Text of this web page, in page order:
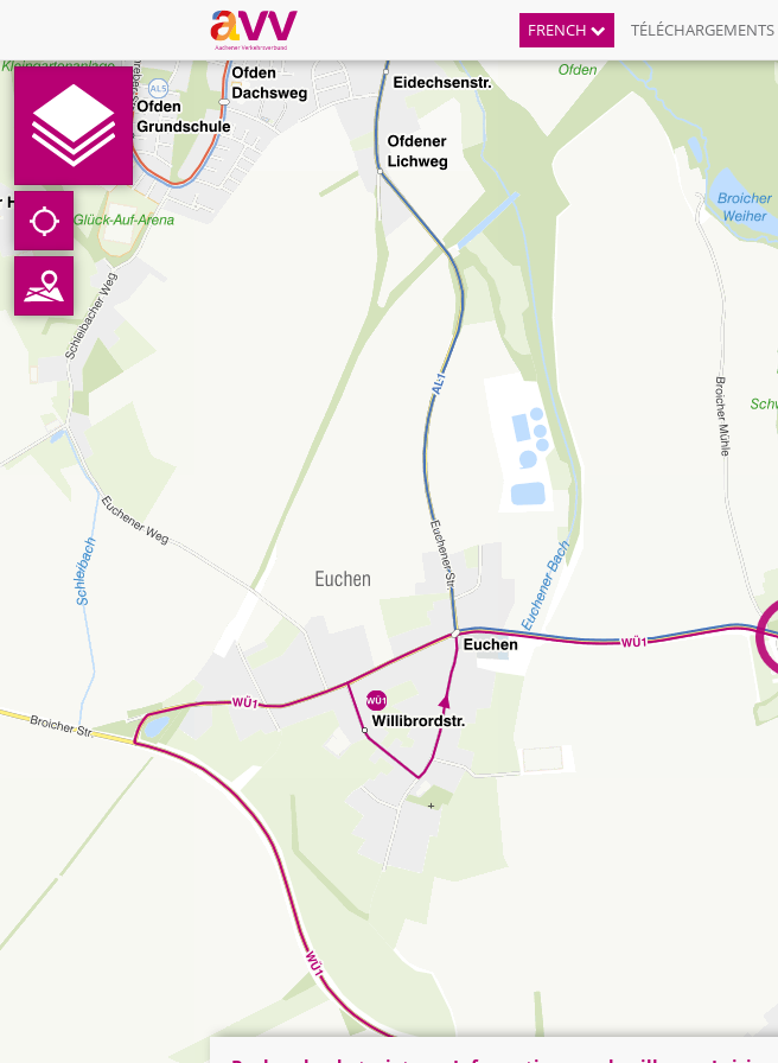
FRENCH TÉLÉCHARGEMENTS